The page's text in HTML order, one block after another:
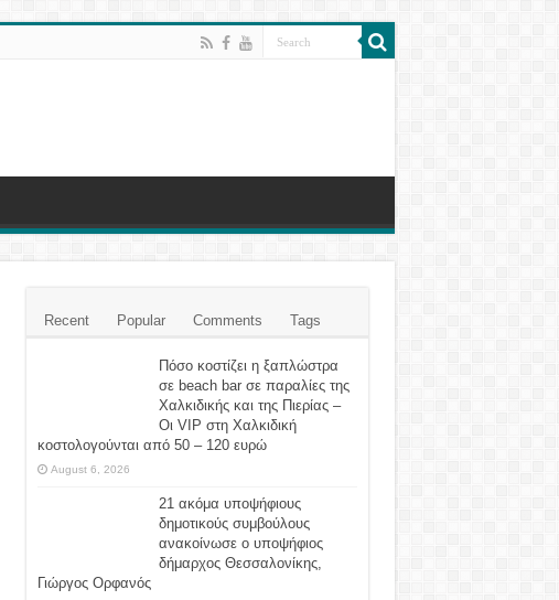
Recent Popular Comments Tags
Πόσο κοστίζει η ξαπλώστρα
σε beach bar σε παραλίες της
Χαλκιδικής και της Πιερίας –
Οι VIP στη Χαλκιδική
κοστολογούνται από 50 – 120 ευρώ
August 6, 2026
21 ακόμα υποψήφιους
δημοτικούς συμβούλους
ανακοίνωσε ο υποψήφιος
δήμαρχος Θεσσαλονίκης,
Γιώργος Ορφανός